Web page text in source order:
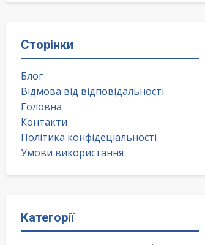
Сторінки
Блог
Відмова від відповідальності
Головна
Контакти
Політика конфідеціальності
Умови використання
Категорії